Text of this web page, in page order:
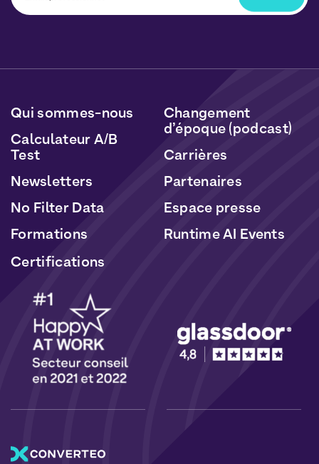
données seront traitées conformément à notre
et deCookies
Qui sommes-nous
Calculateur A/B
Test
Newsletters
No Filter Data
Formations
Changement
d’époque (podcast)
Carrières
Partenaires
Espace presse
Runtime AI Events
Certifications